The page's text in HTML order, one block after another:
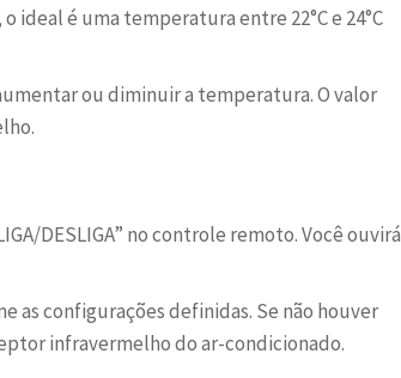
ideal é uma temperatura entre 22°C e 24°C
ou diminuir a temperatura. O valor
DESLIGA” no controle remoto. Você ouvirá
as configurações definidas. Se não houver
infravermelho do ar-condicionado.